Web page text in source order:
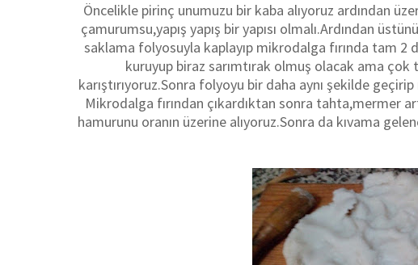
Öncelikle pirinç unumuzu bir kaba alıyoruz ardından
çamurumsu,yapış yapış bir yapısı olmalı.Ardından
saklama folyosuyla kaplayıp mikrodalga fırında tam 2
kuruyup biraz sarımtırak olmuş olacak ama
karıştırıyoruz.Sonra folyoyu bir daha aynı şekilde
Mikrodalga fırından çıkardıktan sonra tahta,mermer
hamurunu oranın üzerine alıyoruz.Sonra da kıvama